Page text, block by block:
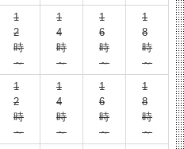
1
2
時
～
1
4
時
～
1
6
時
～
1
8
時
～
1
2
時
～
1
4
時
～
1
6
時
～
1
8
時
～